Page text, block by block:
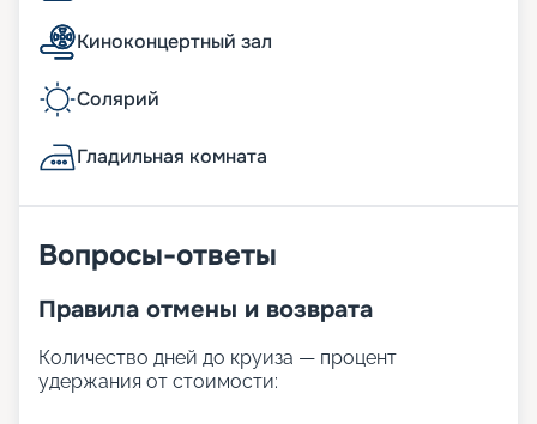
Киноконцертный зал
Солярий
Гладильная комната
Вопросы-ответы
Правила отмены и возврата
Количество дней до круиза — процент
удержания от стоимости: